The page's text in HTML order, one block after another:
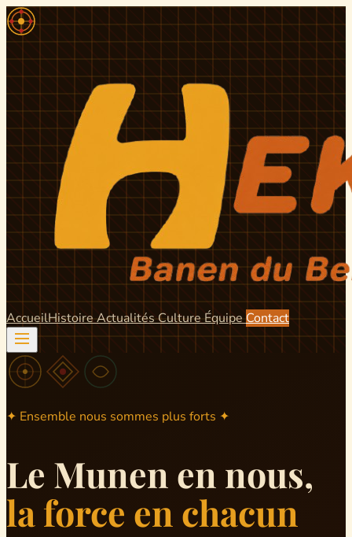
AccueilHistoire ActualitésCulture Équipe Contact
✦ Ensemble nous sommes plus forts ✦
Le Munen en nous,
la force en chacun